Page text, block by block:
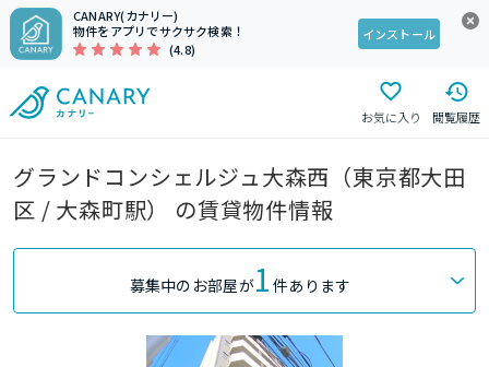
CANARY(カナリー)
物件をアプリでサクサク検索！
(4.8)
インストール
お気に入り 閲覧履歴
グランドコンシェルジュ大森西（東京都大田
区 / 大森町駅） の賃貸物件情報
募集中のお部屋が1 件あります